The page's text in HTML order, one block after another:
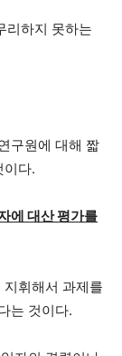
리하지 못하는
구원에 대해 짧
이다.
에 대산 평가를
휘해서 과제를
는 것이다.